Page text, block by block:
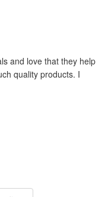
and love that they help
quality products. I